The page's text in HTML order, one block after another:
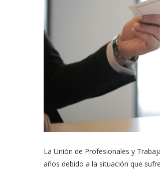
La Unión de Profesionales y
años debido a la situación que